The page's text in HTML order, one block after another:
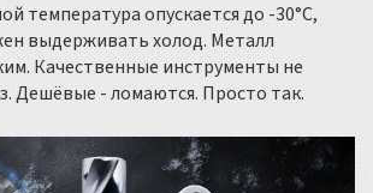
температура опускается до -30°C,
выдерживать холод. Металл
Качественные инструменты не
Дешёвые - ломаются. Просто так.